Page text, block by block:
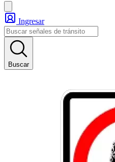
Ingresar
Buscar